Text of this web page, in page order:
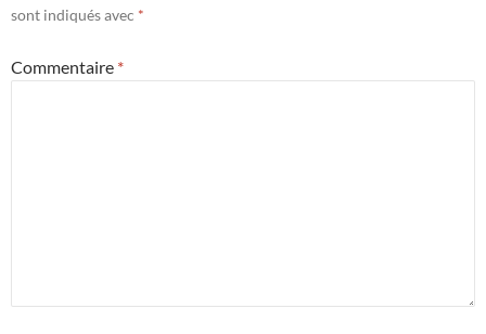
sont indiqués avec *
Commentaire *